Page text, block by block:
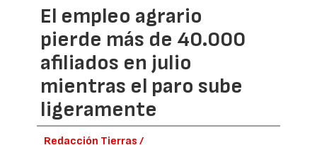
El empleo agrario
pierde más de 40.000
afiliados en julio
mientras el paro sube
ligeramente
Redacción Tierras /